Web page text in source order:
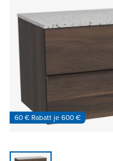
60 € Rabatt je 600 €